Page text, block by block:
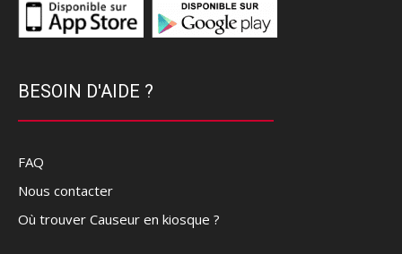
BESOIN D'AIDE ?
FAQ
Nous contacter
Où trouver Causeur en kiosque ?